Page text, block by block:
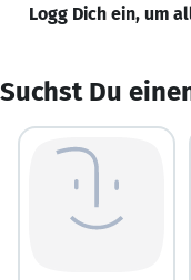
Logg Dich ein, um
Suchst Du